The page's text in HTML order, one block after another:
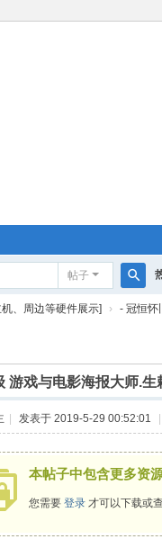
帖子
搜
、周边等硬件展示] › - 冠恒怀
游戏与电影海报大师.生
| 发表于 2019-5-29 00:52:01 |
本帖子中包含更多资
您需要登录 才可以下载或